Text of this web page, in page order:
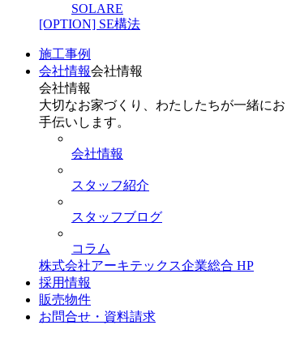
SOLARE
[OPTION] SE構法
施工事例
会社情報会社情報
会社情報
大切なお家づくり、わたしたちが一緒にお
手伝いします。
会社情報
スタッフ紹介
スタッフブログ
コラム
株式会社アーキテックス企業総合 HP
採用情報
販売物件
お問合せ・資料請求